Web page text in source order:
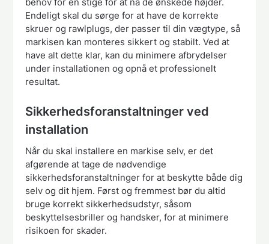
behov for en stige for at nå de ønskede højder.
Endeligt skal du sørge for at have de korrekte
skruer og rawlplugs, der passer til din vægtype, så
markisen kan monteres sikkert og stabilt. Ved at
have alt dette klar, kan du minimere afbrydelser
under installationen og opnå et professionelt
resultat.
Sikkerhedsforanstaltninger ved
installation
Når du skal installere en markise selv, er det
afgørende at tage de nødvendige
sikkerhedsforanstaltninger for at beskytte både dig
selv og dit hjem. Først og fremmest bør du altid
bruge korrekt sikkerhedsudstyr, såsom
beskyttelsesbriller og handsker, for at minimere
risikoen for skader.